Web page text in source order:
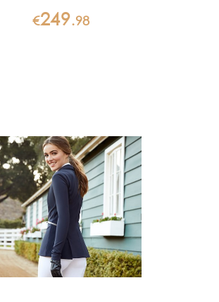
€249.98